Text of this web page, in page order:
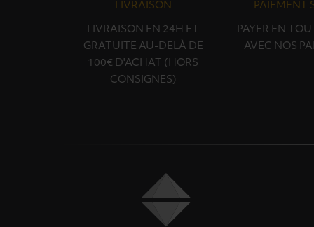
LIVRAISON
LIVRAISON EN 24H ET
GRATUITE AU-DELÀ DE
100€ D'ACHAT (HORS
CONSIGNES)
PAIEMENT
PAYER EN
AVEC NOS